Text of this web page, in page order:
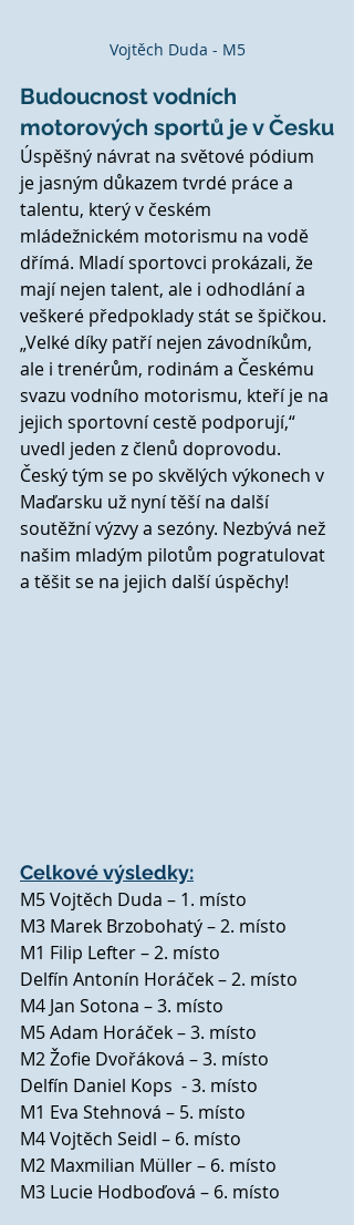
Vojtěch Duda - M5
Budoucnost vodních
motorových sportů je v Česku
Úspěšný návrat na světové pódium
je jasným důkazem tvrdé práce a
talentu, který v českém
mládežnickém motorismu na vodě
dřímá. Mladí sportovci prokázali, že
mají nejen talent, ale i odhodlání a
veškeré předpoklady stát se špičkou.
„Velké díky patří nejen závodníkům,
ale i trenérům, rodinám a Českému
svazu vodního motorismu, kteří je na
jejich sportovní cestě podporují,“
uvedl jeden z členů doprovodu.
Český tým se po skvělých výkonech v
Maďarsku už nyní těší na další
soutěžní výzvy a sezóny. Nezbývá než
našim mladým pilotům pogratulovat
a těšit se na jejich další úspěchy!
Celkové výsledky:
M5 Vojtěch Duda – 1. místo
M3 Marek Brzobohatý – 2. místo
M1 Filip Lefter – 2. místo
Delfín Antonín Horáček – 2. místo
M4 Jan Sotona – 3. místo
M5 Adam Horáček – 3. místo
M2 Žofie Dvořáková – 3. místo
Delfín Daniel Kops  - 3. místo
M1 Eva Stehnová – 5. místo
M4 Vojtěch Seidl – 6. místo
M2 Maxmilian Müller – 6. místo
M3 Lucie Hodboďová – 6. místo